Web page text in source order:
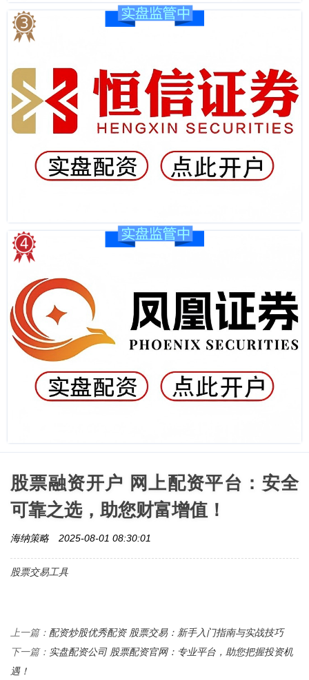
股票融资开户 网上配资平台：安全
可靠之选，助您财富增值！
海纳策略 2025-08-01 08:30:01
股票交易工具
上一篇： 配资炒股优秀配资 股票交易：新手入门指南与实战技巧
下一篇： 实盘配资公司 股票配资官网：专业平台，助您把握投资机
遇！